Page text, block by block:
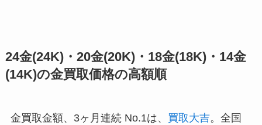
24金(24K)・20金(20K)・18金(18K)・14金
(14K)の金買取価格の高額順
金買取金額、3ヶ月連続 No.1は、 買取大吉。全国